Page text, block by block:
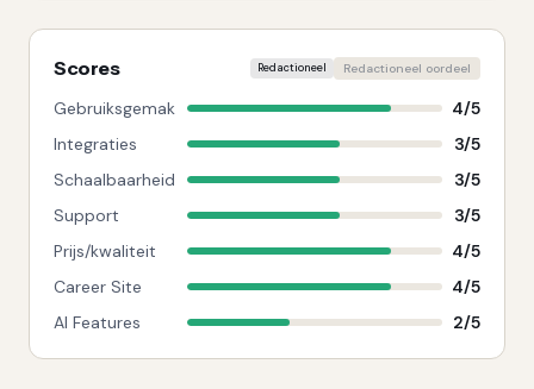
Scores Redactioneel Redactioneel oordeel
Gebruiksgemak 4/5
Integraties
3/5
Schaalbaarheid
3/5
Support
3/5
Prijs/kwaliteit
4/5
Career Site
4/5
AI Features
2/5